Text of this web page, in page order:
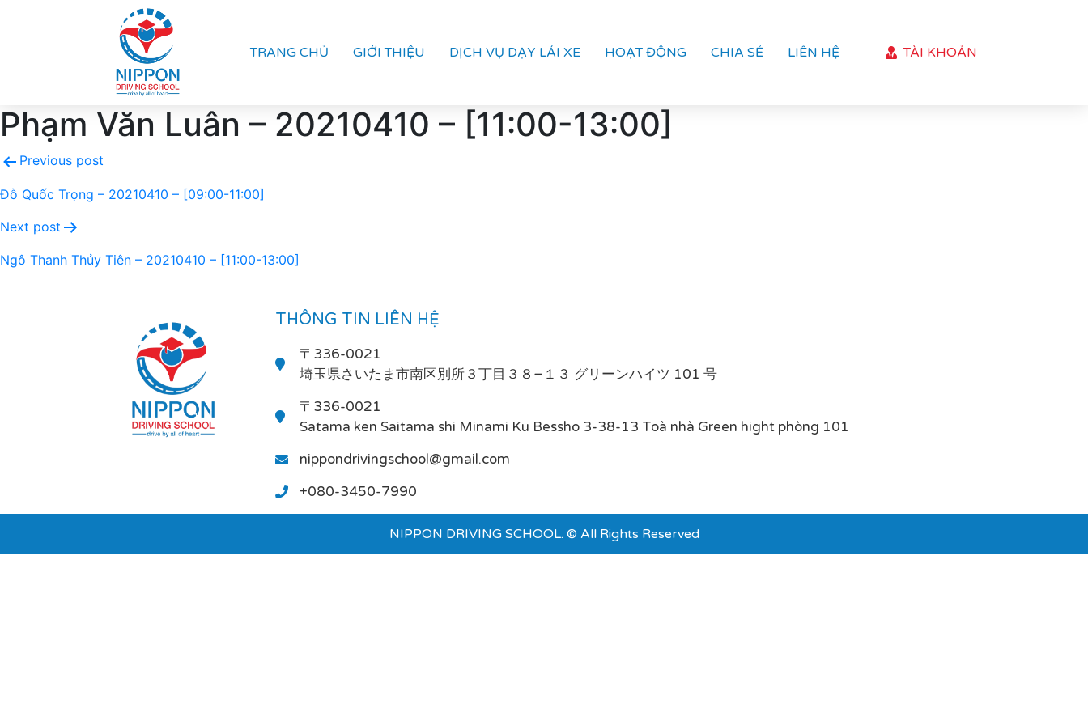
TRANG CHỦ GIỚI THIỆU DỊCH VỤ DẠY LÁI XE HOẠT ĐỘNG CHIA SẺ LIÊN HỆ TÀI KHOẢN
Phạm Văn Luân – 20210410 – [11:00-13:00]
Previous post
Đỗ Quốc Trọng – 20210410 – [09:00-11:00]
Next post
Ngô Thanh Thủy Tiên – 20210410 – [11:00-13:00]
THÔNG TIN LIÊN HỆ
〒336-0021
埼玉県さいたま市南区別所３丁目３８−１３ グリーンハイツ 101 号
〒336-0021
Satama ken Saitama shi Minami Ku Bessho 3-38-13 Toà nhà Green hight phòng 101
nippondrivingschool@gmail.com
+080-3450-7990
NIPPON DRIVING SCHOOL. © All Rights Reserved